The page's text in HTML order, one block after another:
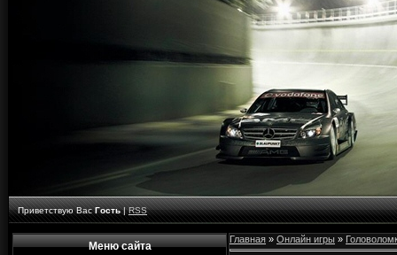
Приветствую Вас Гость|RSS
Меню сайта
Главная » Онлайн игры »